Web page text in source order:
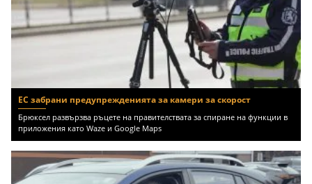
ЕС забрани предупрежденията за камери за скорост
Брюксел развързва ръцете на правителствата за спиране на функции в
приложения като Waze и Google Maps